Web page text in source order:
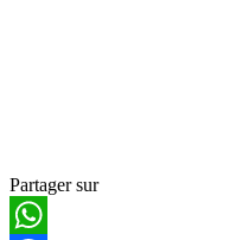
Partager sur